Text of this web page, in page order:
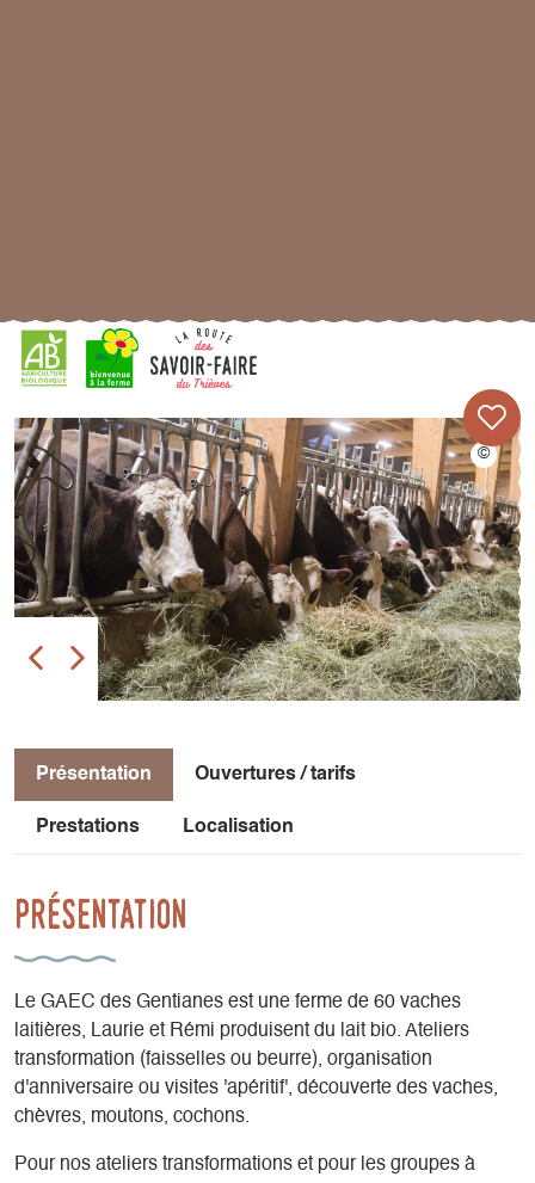
Présentation Ouvertures / tarifs
Prestations Localisation
Présentation
Le GAEC des Gentianes est une ferme de 60 vaches
laitières, Laurie et Rémi produisent du lait bio. Ateliers
transformation (faisselles ou beurre), organisation
d'anniversaire ou visites 'apéritif', découverte des vaches,
chèvres, moutons, cochons.
Pour nos ateliers transformations et pour les groupes à